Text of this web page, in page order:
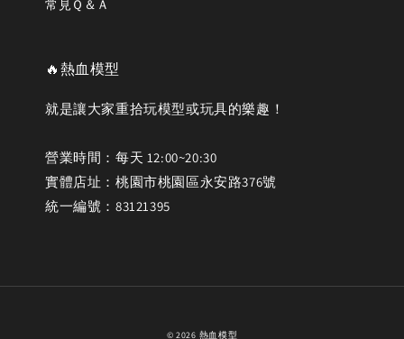
常見Ｑ＆Ａ
🔥熱血模型
就是讓大家重拾玩模型或玩具的樂趣！
營業時間：每天 12:00~20:30
實體店址：桃園市桃園區永安路376號
統一編號：83121395
© 2026 熱血模型